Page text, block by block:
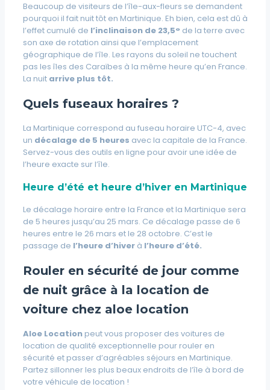
Beaucoup de visiteurs de l’île-aux-fleurs se demandent
pourquoi il fait nuit tôt en Martinique. Eh bien, cela est dû à
l’effet cumulé de l’inclinaison de 23,5° de la terre avec
son axe de rotation ainsi que l’emplacement
géographique de l’île. Les rayons du soleil ne touchent
pas les îles des Caraïbes à la même heure qu’en France.
La nuit arrive plus tôt.
Quels fuseaux horaires ?
La Martinique correspond au fuseau horaire UTC-4, avec
un décalage de 5 heures avec la capitale de la France.
Servez-vous des outils en ligne pour avoir une idée de
l’heure exacte sur l’île.
Heure d’été et heure d’hiver en Martinique
Le décalage horaire entre la France et la Martinique sera
de 5 heures jusqu’au 25 mars. Ce décalage passe de 6
heures entre le 26 mars et le 28 octobre. C’est le
passage de l’heure d’hiverà l’heure d’été.
Rouler en sécurité de jour comme
de nuit grâce à la location de
voiture chez aloe location
Aloe Locationpeut vous proposer des voitures de
location de qualité exceptionnelle pour rouler en
sécurité et passer d’agréables séjours en Martinique.
Partez sillonner les plus beaux endroits de l’île à bord de
votre véhicule de location !